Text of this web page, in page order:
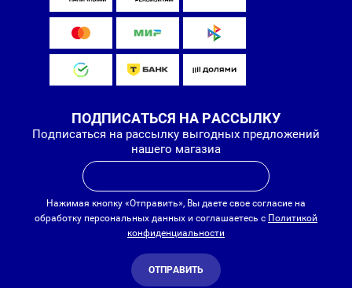
ПОДПИСАТЬСЯ НА РАССЫЛКУ
Подписаться на рассылку выгодных предложений
нашего магазиа
Нажимая кнопку «Отправить», Вы даете свое согласие на
обработку персональных данных и соглашаетесь с Политикой
конфиденциальности
ОТПРАВИТЬ